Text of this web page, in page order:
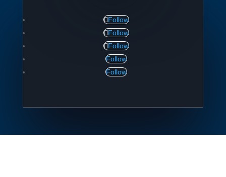
Follow
Follow
Follow
Follow
Follow